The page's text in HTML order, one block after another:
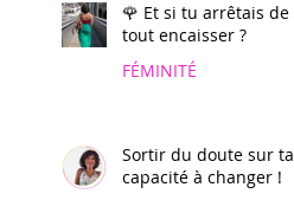
🌹 Et si tu arrêtais de
tout encaisser ?
FÉMINITÉ
Sortir du doute sur ta
capacité à changer !